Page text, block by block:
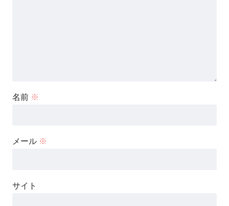
名前 ※
メール ※
サイト